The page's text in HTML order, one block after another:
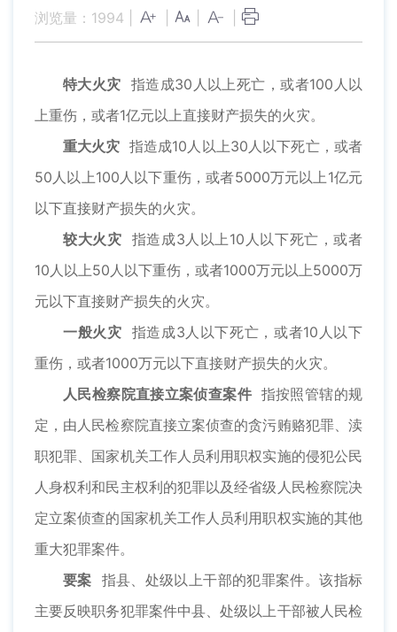
浏览量： 1994
特大火灾 指造成30人以上死亡，或者100人以
上重伤，或者1亿元以上直接财产损失的火灾。
重大火灾 指造成10人以上30人以下死亡，或者
50人以上100人以下重伤，或者5000万元以上1亿元
以下直接财产损失的火灾。
较大火灾 指造成3人以上10人以下死亡，或者
10人以上50人以下重伤，或者1000万元以上5000万
元以下直接财产损失的火灾。
一般火灾 指造成3人以下死亡，或者10人以下
重伤，或者1000万元以下直接财产损失的火灾。
人民检察院直接立案侦查案件指按照管辖的规
定，由人民检察院直接立案侦查的贪污贿赂犯罪、渎
职犯罪、国家机关工作人员利用职权实施的侵犯公民
人身权利和民主权利的犯罪以及经省级人民检察院决
定立案侦查的国家机关工作人员利用职权实施的其他
重大犯罪案件。
要案 指县、处级以上干部的犯罪案件。该指标
主要反映职务犯罪案件中县、处级以上干部被人民检